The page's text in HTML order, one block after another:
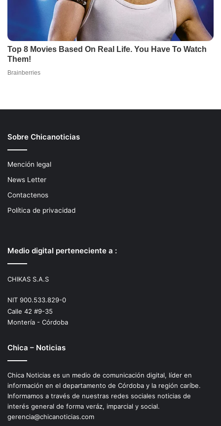
Sobre Chicanoticias
Mención legal
News Letter
Contactenos
Política de privacidad
Medio digital perteneciente a :
CHIKAS S.A.S
NIT 900.533.829-0
Calle 42 #9-35
Montería - Córdoba
Chica – Noticias
Chica Noticias es un medio de comunicación digital, líder en
información en el departamento de Córdoba y la región caríbe.
Informamos a través de nuestras redes sociales noticias de
interés general de forma veráz, imparcial y social.
gerencia@chicanoticias.com